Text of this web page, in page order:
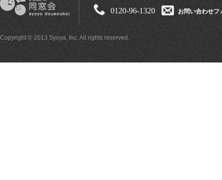
0120-96-1320 お問い合わせフ
Copyright © 2013 Syoya, Inc. All rights reserved.